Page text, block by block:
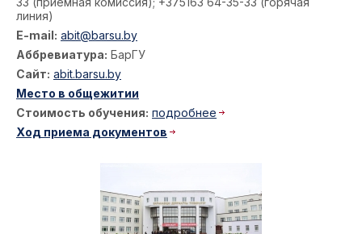
линия)
E-mail: abit@barsu.by
Аббревиатура: БарГУ
Сайт: abit.barsu.by
Место в общежитии
Стоимость обучения: подробнее
Ход приема документов